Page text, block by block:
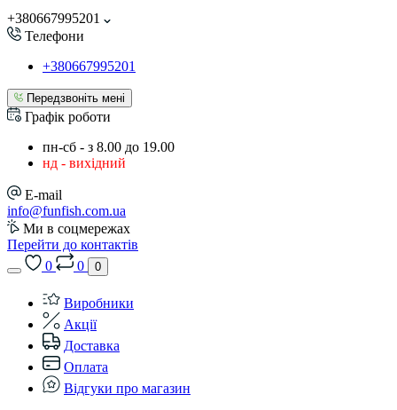
+380667995201
Телефони
+380667995201
Передзвоніть мені
Графік роботи
пн-сб - з 8.00 до 19.00
нд - вихідний
E-mail
info@funfish.com.ua
Ми в соцмережах
Перейти до контактів
0
0 0
Виробники
Акції
Доставка
Оплата
Відгуки про магазин